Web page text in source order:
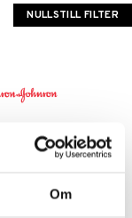
Om
NULLSTILL FILTER